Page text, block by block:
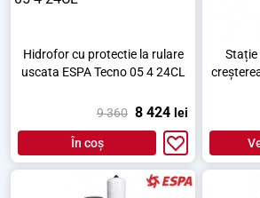
Hidrofor cu protectie la rulare
uscata ESPA Tecno 05 4 24CL
9 360 8 424 lei
În coș
Stație